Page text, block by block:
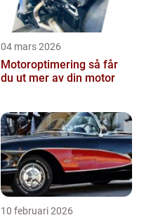
04 mars 2026
Motoroptimering så får
du ut mer av din motor
10 februari 2026